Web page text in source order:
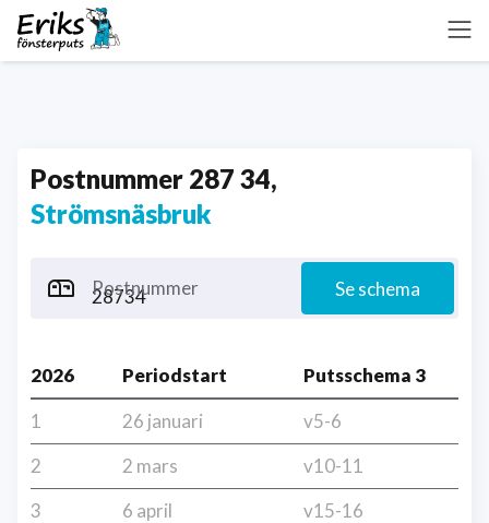
Postnummer 287 34,
Strömsnäsbruk
Postnummer Se schema
2026 Periodstart
Putsschema 3
1
26 januari
v5-6
2
2 mars
v10-11
3
6 april
v15-16